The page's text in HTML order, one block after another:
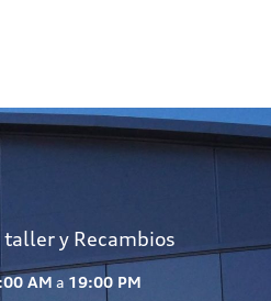
taller y Recambios
AM a 19:00 PM